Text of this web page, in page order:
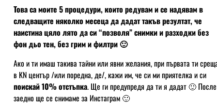
Това са моите 5 процедури, които редувам и се надявам в
следващите няколко месеца да дадат такъв резултат, че
наистина цяло лято да си “позволя” снимки и разходки без
фон дьо тен, без грим и филтри 🙂
Ако и ти имаш такива тайни или явни желания, при първата ти
в KN център /или поредна, де/, кажи им, че си ми приятелка и си
поискай 10% отстъпка. Ще ги предупредя да ти я дадат 🙂 После
заедно ще се снимаме за Инстаграм 🙂